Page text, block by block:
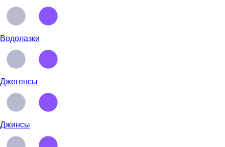
Водолазки
Джегенсы
Джинсы